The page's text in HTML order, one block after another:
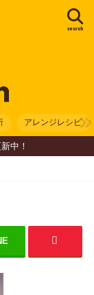
search
アレンジレシピ
中！